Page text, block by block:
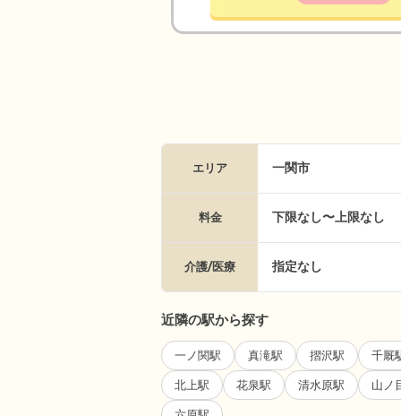
エリア 一関市
料金 下限なし〜上限なし
介護/医療 指定なし
近隣の駅から探す
一ノ関駅 真滝駅 摺沢駅 千厩
北上駅 花泉駅 清水原駅 山ノ